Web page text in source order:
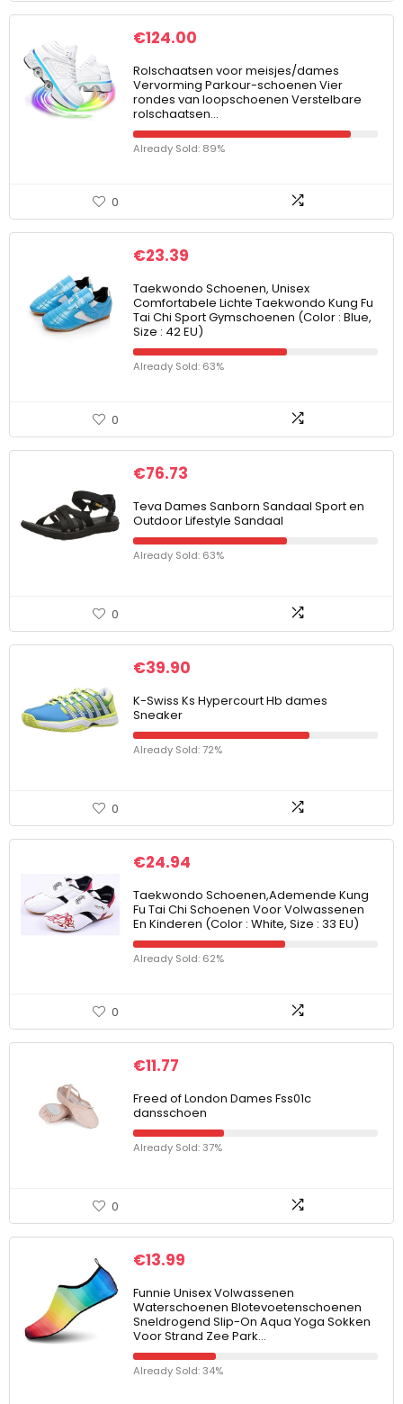
€124.00
Rolschaatsen voor meisjes/dames
Vervorming Parkour-schoenen Vier
rondes van loopschoenen Verstelbare
rolschaatsen…
Already Sold: 89%
0
€23.39
Taekwondo Schoenen, Unisex
Comfortabele Lichte Taekwondo Kung Fu
Tai Chi Sport Gymschoenen (Color : Blue,
Size : 42 EU)
Already Sold: 63%
0
€76.73
Teva Dames Sanborn Sandaal Sport en
Outdoor Lifestyle Sandaal
Already Sold: 63%
0
€39.90
K-Swiss Ks Hypercourt Hb dames
Sneaker
Already Sold: 72%
0
€24.94
Taekwondo Schoenen,Ademende Kung
Fu Tai Chi Schoenen Voor Volwassenen
En Kinderen (Color : White, Size : 33 EU)
Already Sold: 62%
0
€11.77
Freed of London Dames Fss01c
dansschoen
Already Sold: 37%
0
€13.99
Funnie Unisex Volwassenen
Waterschoenen Blotevoetenschoenen
Sneldrogend Slip-On Aqua Yoga Sokken
Voor Strand Zee Park…
Already Sold: 34%